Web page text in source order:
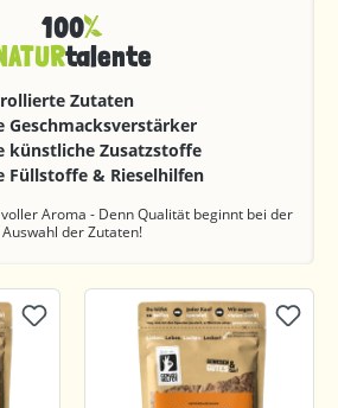
100
talente
Zutaten
Geschmacks­verstärker
künstliche Zusatzstoffe
Füllstoffe & Rieselhilfen
Aroma - Denn Qualität beginnt bei der
Auswahl der Zutaten!